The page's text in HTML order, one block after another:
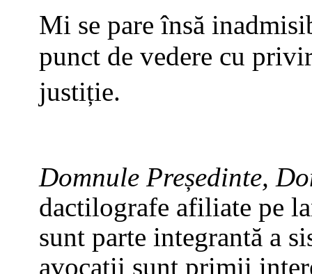
Mi se pare însă
punct de vedere cu
justiție.
Domnule Președinte,
dactilografe afiliate pe
sunt parte integrantă a
avocații sunt primii